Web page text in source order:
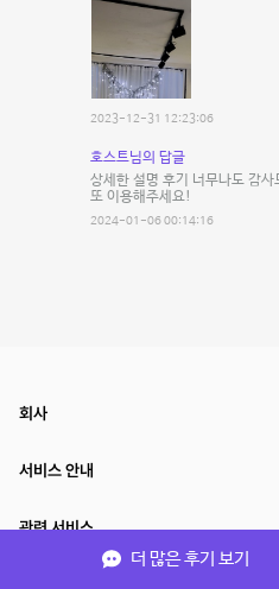
2023-12-31 12:23:06
호스트님의 답글
상세한 설명 후기 너무나도 감
또 이용해주세요!
2024-01-06 00:14:16
더 많은 후기 보기
회사
서비스 안내
관련 서비스